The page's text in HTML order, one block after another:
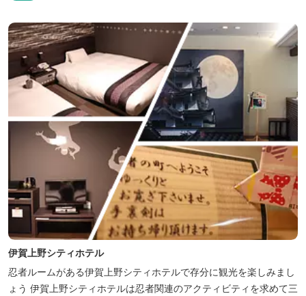
伊賀上野シティホテル
忍者ルームがある伊賀上野シティホテルで存分に観光を楽しみまし
ょう 伊賀上野シティホテルは忍者関連のアクティビティを求めて三